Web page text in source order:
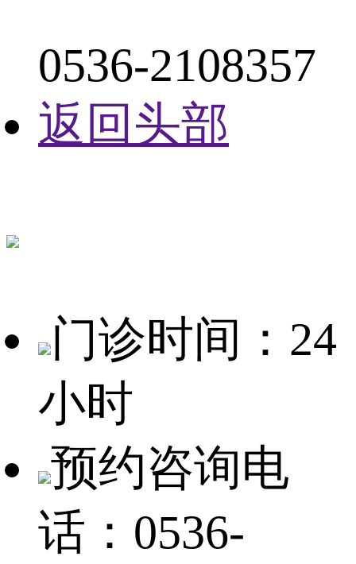
0536-2108357
返回头部
门诊时间：24
小时
预约咨询电
话：0536-